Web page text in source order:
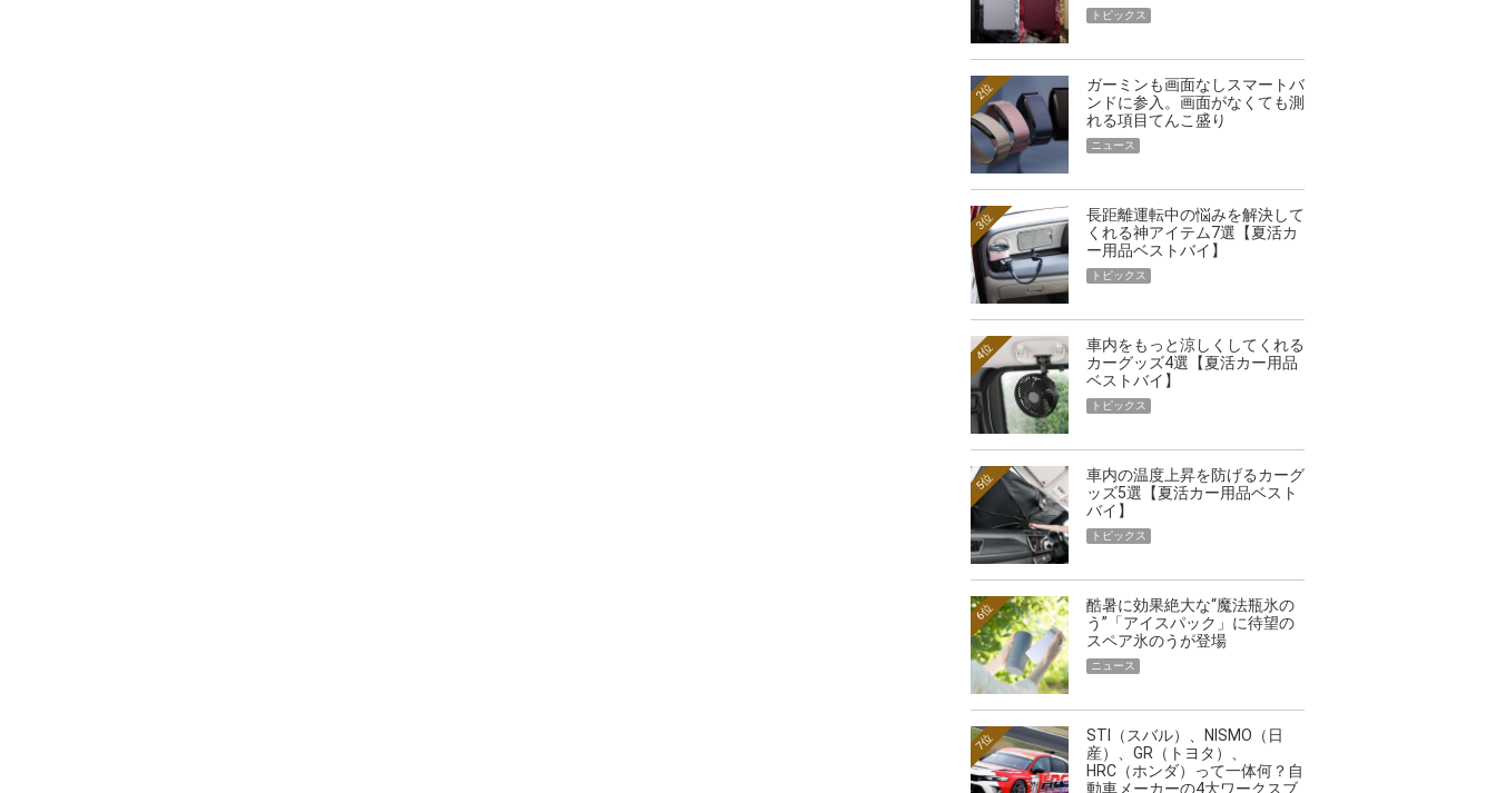
トピックス
ガーミンも画面なしスマートバ
ンドに参入。画面がなくても測
れる項目てんこ盛り
2位
ニュース
長距離運転中の悩みを解決して
くれる神アイテム7選【夏活カ
ー用品ベストバイ】
3位
トピックス
車内をもっと涼しくしてくれる
カーグッズ4選【夏活カー用品
ベストバイ】
4位
トピックス
車内の温度上昇を防げるカーグ
ッズ5選【夏活カー用品ベスト
バイ】
5位
トピックス
酷暑に効果絶大な“魔法瓶氷の
う”「アイスパック」に待望の
スペア氷のうが登場
6位
ニュース
STI（スバル）、NISMO（日
産）、GR（トヨタ）、
HRC（ホンダ）って一体何？自
動車メーカーの4大ワークスブ
7位